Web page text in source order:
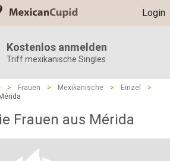
Login
Kostenlos anmelden
Triff mexikanische Singles
> Frauen > Mexikanische > Einzel
>
Mérida
Frauen aus Mérida